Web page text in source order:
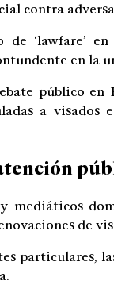
contra
‘lawfare’
en la
público en
a visados
mediáticos
de
particulares,